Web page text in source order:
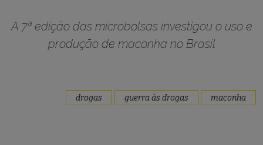
A 7ª edição das microbolsas investigou o uso e
produção de maconha no Brasil
drogas guerra às drogas maconha